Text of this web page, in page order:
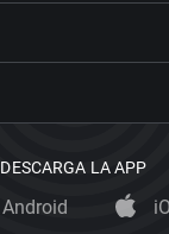
DESCARGA LA APP
Android